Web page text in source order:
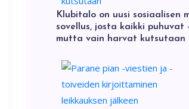
Klubitalo on uusi sosiaalisen
sovellus, josta kaikki puhuvat -
mutta vain harvat kutsutaan